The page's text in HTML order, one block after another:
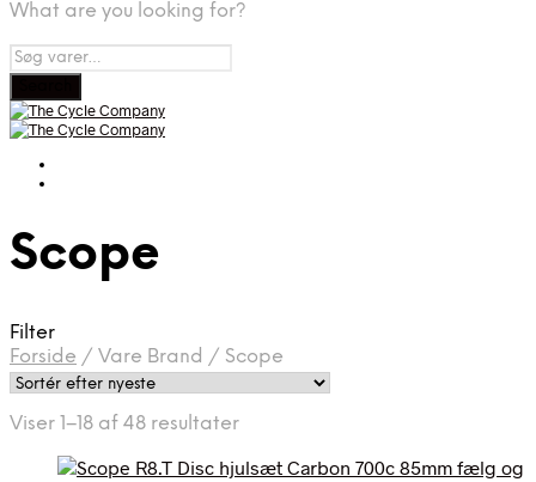
What are you looking for?
Scope
Filter
Forside / Vare Brand / Scope
Viser 1–18 af 48 resultaterSorteret
seneste